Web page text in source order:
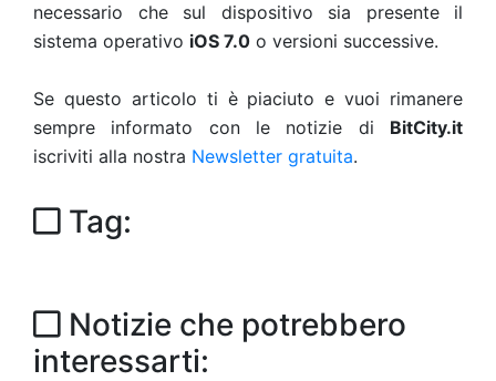
necessario che sul dispositivo sia presente il
sistema operativo iOS 7.0 o versioni successive.
Se questo articolo ti è piaciuto e vuoi rimanere
sempre informato con le notizie di BitCity.it
iscriviti alla nostra Newsletter gratuita.
Tag:
Notizie che potrebbero
interessarti: